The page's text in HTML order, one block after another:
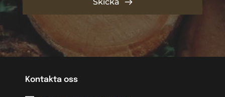
Kontakta oss